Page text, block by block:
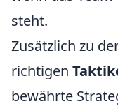
steht.
Zusätzlich zu
richtigen
bewährte